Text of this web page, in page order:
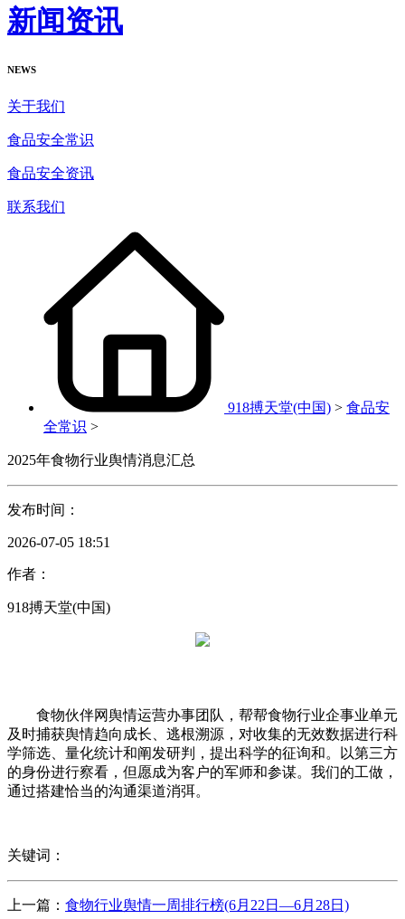
新闻资讯
NEWS
关于我们
食品安全常识
食品安全资讯
联系我们
918搏天堂(中国) > 食品安
全常识 >
2025年食物行业舆情消息汇总
发布时间：
2026-07-05 18:51
作者：
918搏天堂(中国)
食物伙伴网舆情运营办事团队，帮帮食物行业企事业单元
及时捕获舆情趋向成长、逃根溯源，对收集的无效数据进行科
学筛选、量化统计和阐发研判，提出科学的征询和。以第三方
的身份进行察看，但愿成为客户的军师和参谋。我们的工做，
通过搭建恰当的沟通渠道消弭。
关键词：
上一篇： 食物行业舆情一周排行榜(6月22日—6月28日)